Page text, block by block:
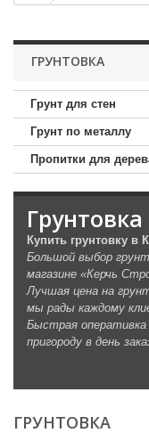
ГРУНТОВКА
Грунт для стен
Грунт по металлу
Пропитки для
Грунтовка
Купить грунтовку в
Большой выбор
магазине «Керчь
Лучшая цена на
мы рады каждому
Быстрая оперативка
пригороду в день
ГРУНТОВКА